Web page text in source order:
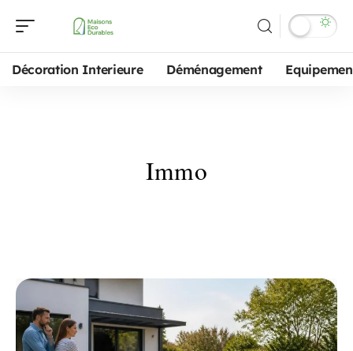
Décoration Interieure Déménagement
Immo